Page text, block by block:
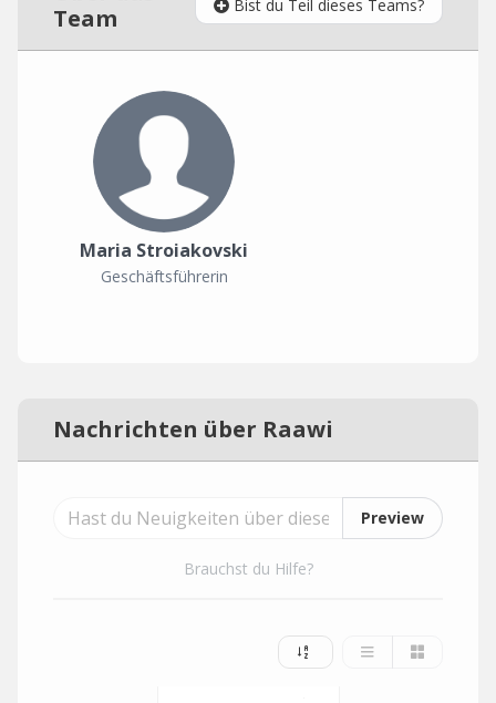
Team
Bist du Teil dieses Teams?
Maria Stroiakovski
Geschäftsführerin
Nachrichten über Raawi
Preview
Brauchst du Hilfe?